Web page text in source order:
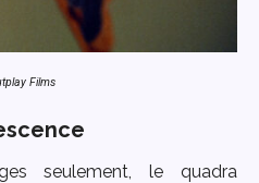
Films
seulement, le quadra